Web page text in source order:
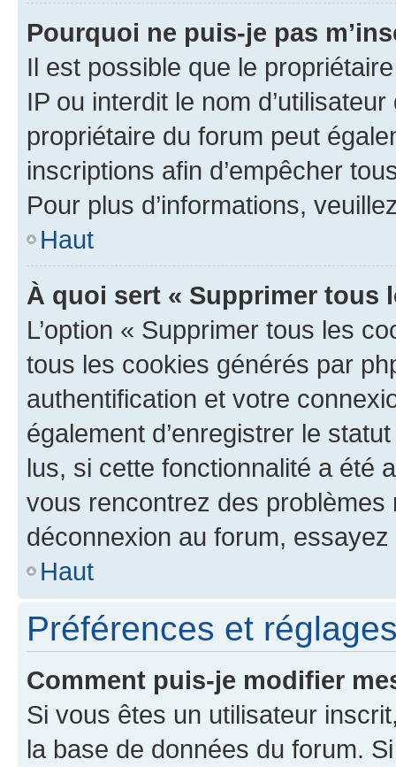
Pourquoi ne puis-je pas
Il est possible que le
IP ou interdit le nom
propriétaire du forum peut
inscriptions afin d’empêcher
Pour plus d’informations,
Haut
À quoi sert « Supprimer tous
L’option « Supprimer tous les
tous les cookies générés par
authentification et votre
également d’enregistrer le
lus, si cette fonctionnalité a été
vous rencontrez des
déconnexion au forum,
Haut
Préférences et
Comment puis-je modifier
Si vous êtes un utilisateur
la base de données du forum.